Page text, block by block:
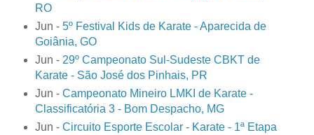
RO
Jun - 5º Festival Kids de Karate - Aparecida de
Goiânia, GO
Jun - 29º Campeonato Sul-Sudeste CBKT de
Karate - São José dos Pinhais, PR
Jun - Campeonato Mineiro LMKI de Karate -
Classificatória 3 - Bom Despacho, MG
Jun - Circuito Esporte Escolar - Karate - 1ª Etapa